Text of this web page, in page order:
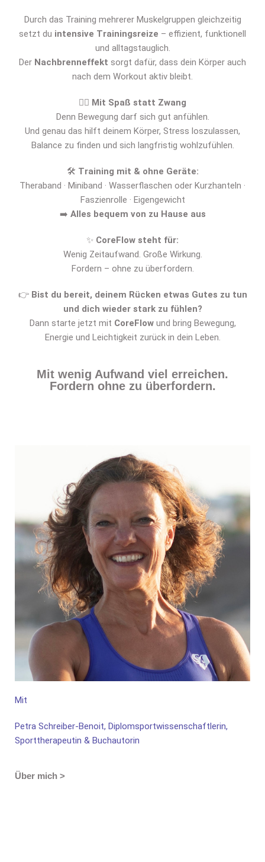
Durch das Training mehrerer Muskelgruppen gleichzeitig
setzt du intensive Trainingsreize – effizient, funktionell
und alltagstauglich.
Der Nachbrenneffekt sorgt dafür, dass dein Körper auch
nach dem Workout aktiv bleibt.
🧘‍♀️ Mit Spaß statt Zwang
Denn Bewegung darf sich gut anfühlen.
Und genau das hilft deinem Körper, Stress loszulassen,
Balance zu finden und sich langfristig wohlzufühlen.
🛠 Training mit & ohne Geräte:
Theraband · Miniband · Wasserflaschen oder Kurzhanteln ·
Faszienrolle · Eigengewicht
➡️ Alles bequem von zu Hause aus
✨ CoreFlow steht für:
Wenig Zeitaufwand. Große Wirkung.
Fordern – ohne zu überfordern.
👉 Bist du bereit, deinem Rücken etwas Gutes zu tun
und dich wieder stark zu fühlen?
Dann starte jetzt mit CoreFlowund bring Bewegung,
Energie und Leichtigkeit zurück in dein Leben.
Mit wenig Aufwand viel erreichen.
Fordern ohne zu überfordern.
Mit
Petra Schreiber-Benoit, Diplomsportwissenschaftlerin,
Sporttherapeutin & Buchautorin
Über mich >